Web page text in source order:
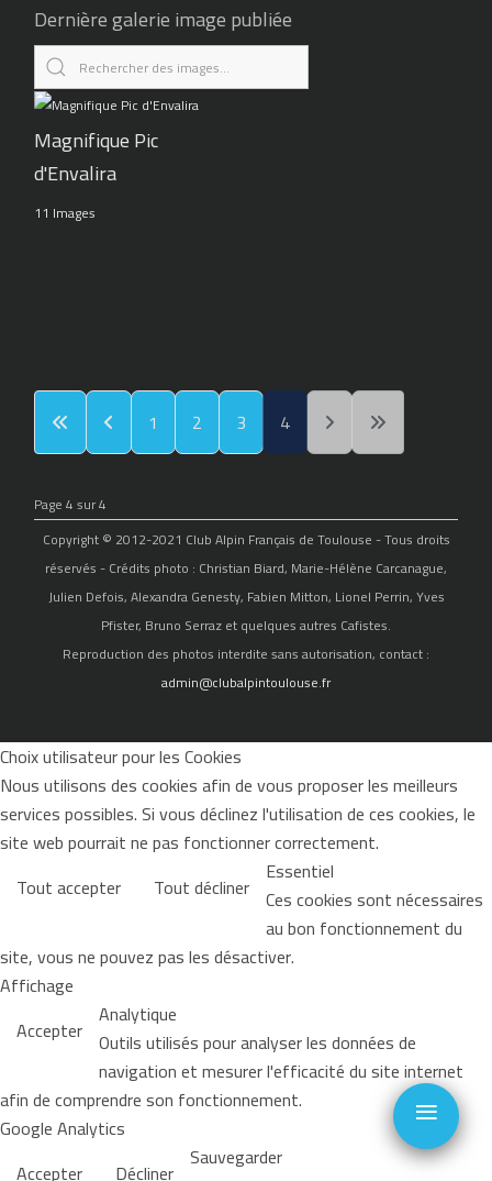
Dernière galerie image publiée
Magnifique Pic
d'Envalira
11 Images
1 2 3 4
Page 4 sur 4
Copyright © 2012-2021 Club Alpin Français de Toulouse - Tous droits
réservés - Crédits photo : Christian Biard, Marie-Hélène Carcanague,
Julien Defois, Alexandra Genesty, Fabien Mitton, Lionel Perrin, Yves
Pfister, Bruno Serraz et quelques autres Cafistes.
Reproduction des photos interdite sans autorisation, contact :
admin@clubalpintoulouse.fr
Choix utilisateur pour les Cookies
Nous utilisons des cookies afin de vous proposer les meilleurs
services possibles. Si vous déclinez l'utilisation de ces cookies, le
site web pourrait ne pas fonctionner correctement.
Tout accepter
Tout décliner Essentiel
Ces cookies sont nécessaires
au bon fonctionnement du
site, vous ne pouvez pas les désactiver.
Affichage
Accepter Analytique
Outils utilisés pour analyser les données de
navigation et mesurer l'efficacité du site internet
afin de comprendre son fonctionnement.
Google Analytics
Accepter
Décliner Sauvegarder
≡